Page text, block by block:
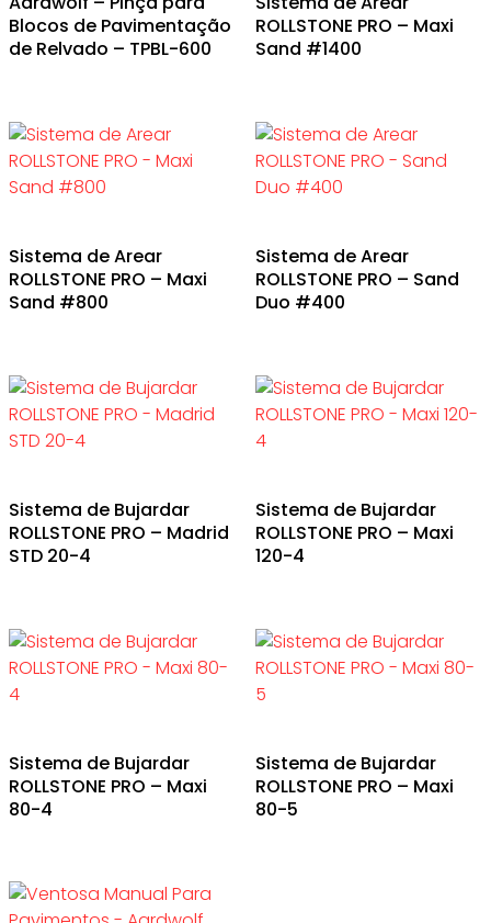
Blocos de Pavimentação
de Relvado – TPBL-600
ROLLSTONE PRO – Maxi
Sand #1400
Sistema de Arear
ROLLSTONE PRO – Maxi
Sand #800
Sistema de Arear
ROLLSTONE PRO – Sand
Duo #400
Sistema de Bujardar
ROLLSTONE PRO – Madrid
STD 20-4
Sistema de Bujardar
ROLLSTONE PRO – Maxi
120-4
Sistema de Bujardar
ROLLSTONE PRO – Maxi
80-4
Sistema de Bujardar
ROLLSTONE PRO – Maxi
80-5